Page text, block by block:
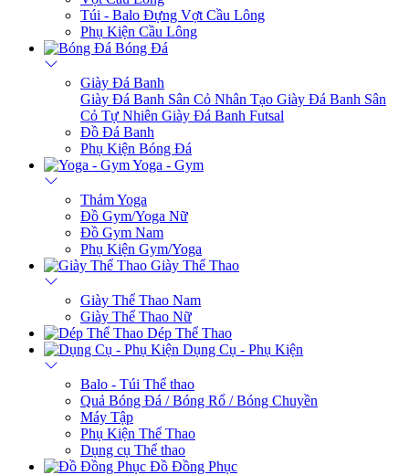
Túi - Balo Đựng Vợt Cầu Lông
Phụ Kiện Cầu Lông
Bóng Đá
Giày Đá Banh
Giày Đá Banh Sân Cỏ Nhân Tạo Giày Đá Banh Sân
Cỏ Tự Nhiên Giày Đá Banh Futsal
Đồ Đá Banh
Phụ Kiện Bóng Đá
Yoga - Gym
Thảm Yoga
Đồ Gym/Yoga Nữ
Đồ Gym Nam
Phụ Kiện Gym/Yoga
Giày Thể Thao
Giày Thể Thao Nam
Giày Thể Thao Nữ
Dép Thể Thao
Dụng Cụ - Phụ Kiện
Balo - Túi Thể thao
Quả Bóng Đá / Bóng Rổ / Bóng Chuyền
Máy Tập
Phụ Kiện Thể Thao
Dụng cụ Thể thao
Đồ Đồng Phục